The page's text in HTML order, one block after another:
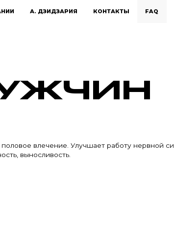
А. ДЗИДЗАРИЯ КОНТАКТЫ FAQ
влечение. Улучшает работу нервной
выносливость.